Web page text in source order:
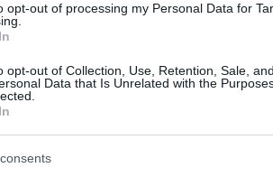
opt-out of processing my Personal Data for
opt-out of Collection, Use, Retention, Sale,
Data that Is Unrelated with the
στοProtothema.gr
(6)